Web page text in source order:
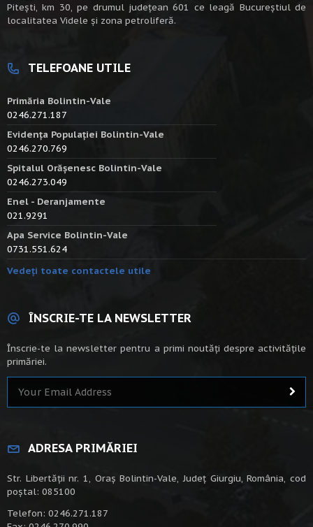
Piteşti, km 30, pe drumul judeţean 601 ce leagă Bucureştiul de
localitatea Videle şi zona petroliferă.
TELEFOANE UTILE
Primăria Bolintin-Vale
0246.271.187
Evidența Populației Bolintin-Vale
0246.270.769
Spitalul Orășenesc Bolintin-Vale
0246.273.049
Enel - Deranjamente
021.9291
Apa Service Bolintin-Vale
0731.551.624
Vedeți toate contactele utile
ÎNSCRIE-TE LA NEWSLETTER
Înscrie-te la newsletter pentru a primi noutăți despre activitățile
primăriei.
ADRESA PRIMĂRIEI
Str. Libertății nr. 1, Oraș Bolintin-Vale, Județ Giurgiu, România, cod
poștal: 085100
Telefon: 0246.271.187